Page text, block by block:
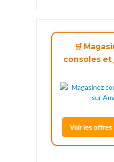
🛒
consoles et
Voir les offres